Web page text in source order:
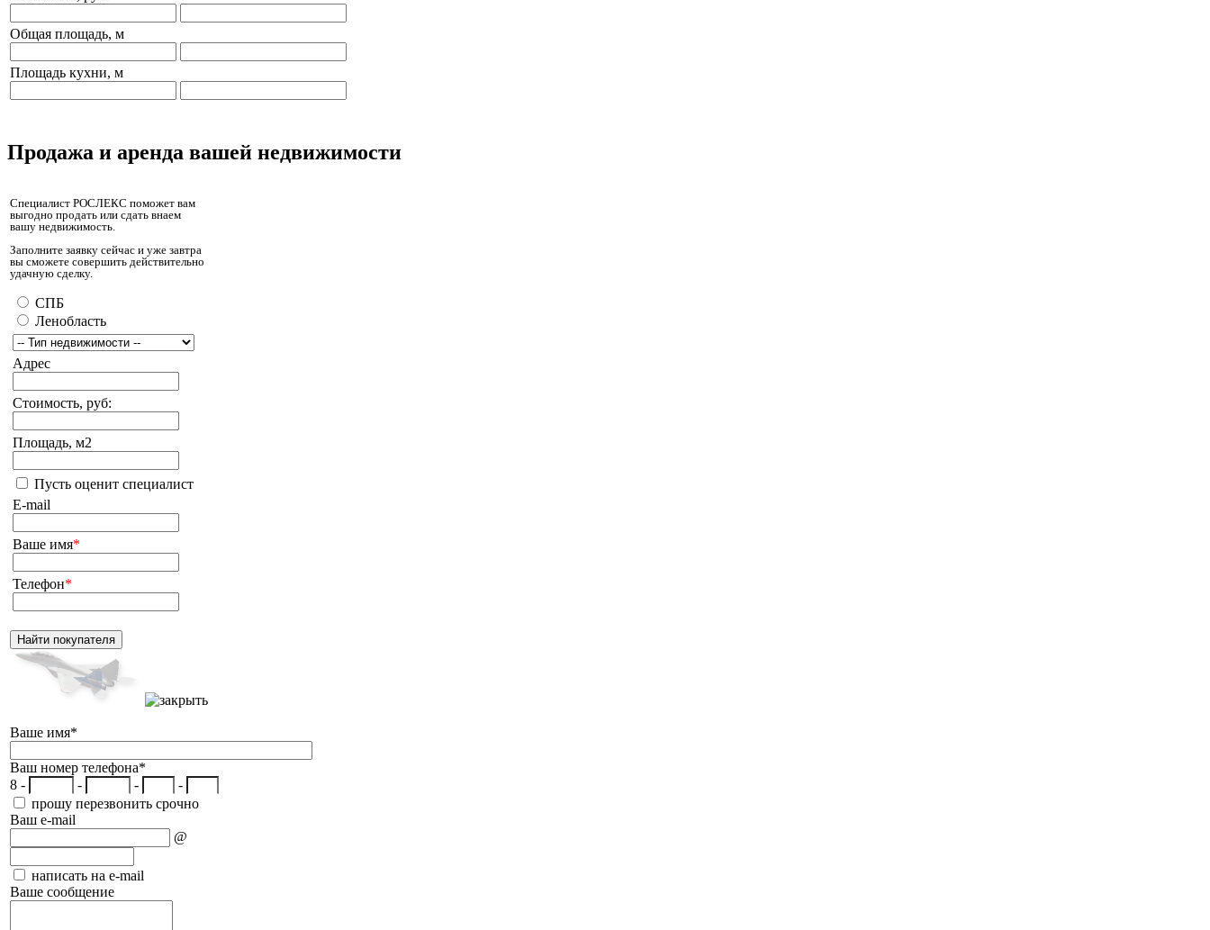
Общая площадь, м
Площадь кухни, м
Продажа и аренда вашей недвижимости
Специалист РОСЛЕКС поможет вам
выгодно продать или сдать внаем
вашу недвижимость.
Заполните заявку сейчас и уже завтра
вы сможете совершить действительно
удачную сделку.
СПБ
Ленобласть
Адрес
Стоимость, руб:
Площадь, м2
Пусть оценит специалист
E-mail
Ваше имя*
Телефон*
Ваше имя*
Ваш номер телефона*
8 -
- -
-
прошу перезвонить срочно
Ваш e-mail
@
написать на e-mail
Ваше сообщение